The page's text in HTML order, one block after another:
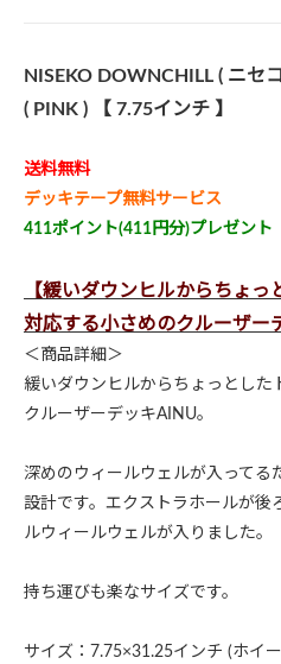
NISEKO DOWNCHILL ( ニセ
( PINK ) 【 7.75インチ 】
送料無料
デッキテープ無料サービス
411ポイント(411円分)プレゼント
【緩いダウンヒルからちょ
対応する小さめのクルーザー
＜商品詳細＞
緩いダウンヒルからちょっとした
クルーザーデッキAINU。
深めのウィールウェルが入ってる
設計です。エクストラホールが後
ルウィールウェルが入りました。
持ち運びも楽なサイズです。
サイズ：7.75×31.25インチ (ホイ